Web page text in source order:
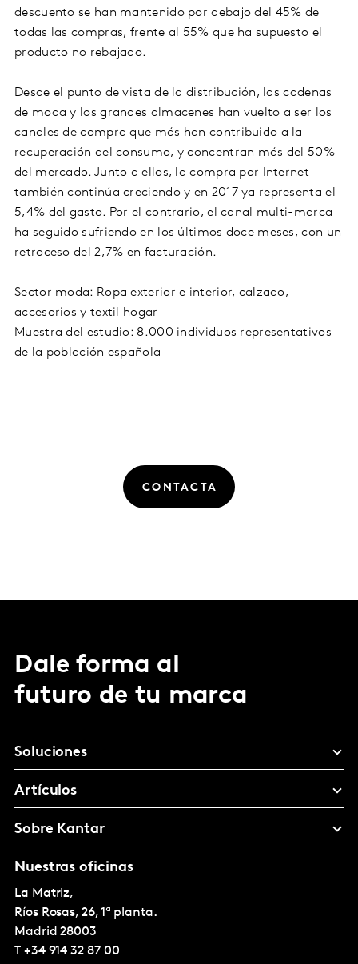
descuento se han mantenido por debajo del 45% de
todas las compras, frente al 55% que ha supuesto el
producto no rebajado.
Desde el punto de vista de la distribución, las cadenas
de moda y los grandes almacenes han vuelto a ser los
canales de compra que más han contribuido a la
recuperación del consumo, y concentran más del 50%
del mercado. Junto a ellos, la compra por Internet
también continúa creciendo y en 2017 ya representa el
5,4% del gasto. Por el contrario, el canal multi-marca
ha seguido sufriendo en los últimos doce meses, con un
retroceso del 2,7% en facturación.
Sector moda: Ropa exterior e interior, calzado,
accesorios y textil hogar
Muestra del estudio: 8.000 individuos representativos
de la población española
CONTACTA
Dale forma al
futuro de tu marca
Soluciones
Artículos
Sobre Kantar
Nuestras oficinas
La Matriz,
Ríos Rosas, 26, 1ª planta.
Madrid 28003
T +34 914 32 87 00